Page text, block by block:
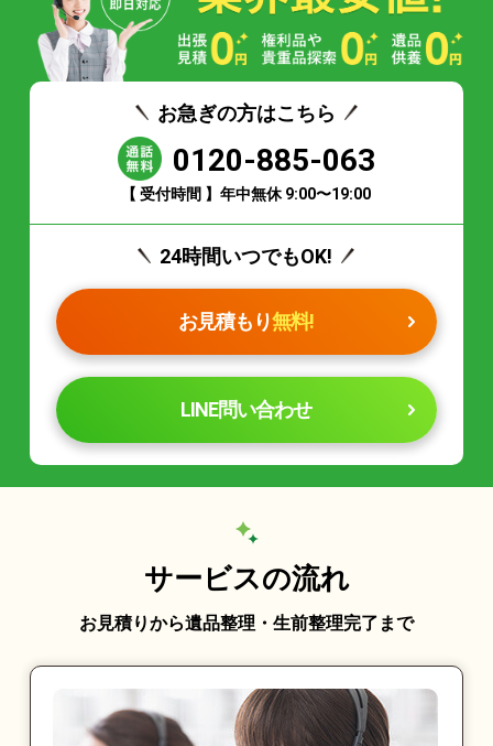
お急ぎの方はこちら
0120-885-063
【 受付時間 】年中無休 9:00〜19:00
24時間いつでもOK!
お見積もり無料!
LINE問い合わせ
サービスの流れ
お見積りから遺品整理・生前整理完了まで